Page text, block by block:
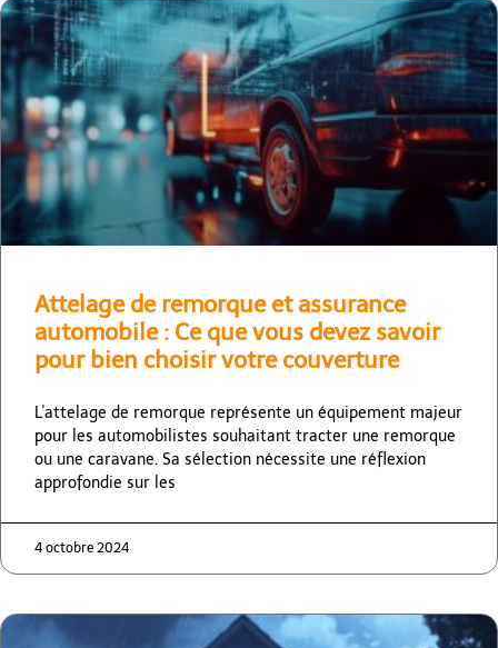
Attelage de remorque et assurance
automobile : Ce que vous devez savoir
pour bien choisir votre couverture
L'attelage de remorque représente un équipement majeur
pour les automobilistes souhaitant tracter une remorque
ou une caravane. Sa sélection nécessite une réflexion
approfondie sur les
4 octobre 2024